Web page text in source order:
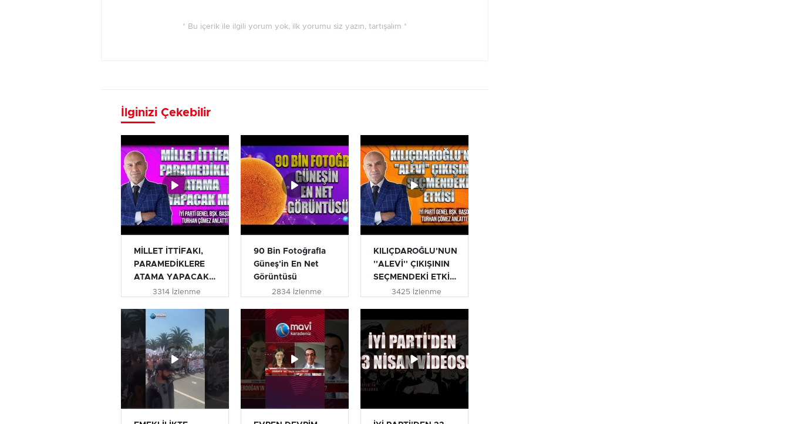
* Bu içerik ile ilgili yorum yok, ilk yorumu siz yazın, tartışalım *
İlginizi Çekebilir
MİLLET İTTİFAKI,
PARAMEDİKLERE
ATAMA YAPACAK
MI? | TURHAN...
3314 İzlenme
90 Bin Fotoğrafla
Güneş'in En Net
Görüntüsü
2834 İzlenme
KILIÇDAROĞLU'NUN
''ALEVİ'' ÇIKIŞININ
SEÇMENDEKİ ETKİSİ
3425 İzlenme